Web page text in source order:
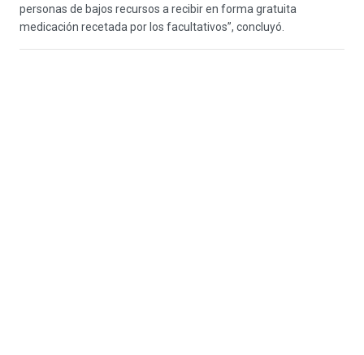
personas de bajos recursos a recibir en forma gratuita
medicación recetada por los facultativos”, concluyó.